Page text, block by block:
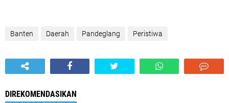
Banten Daerah Pandeglang Peristiwa
DIREKOMENDASIKAN